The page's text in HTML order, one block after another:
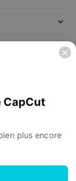
CapCut
plus encore